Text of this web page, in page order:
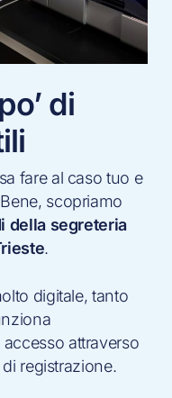
di
fare al caso tuo e
scopriamo
della segreteria
.
digitale, tanto
accesso attraverso
registrazione.